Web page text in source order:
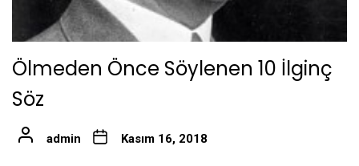
Ölmeden Önce Söylenen 10 İlginç
Söz
admin Kasım 16, 2018